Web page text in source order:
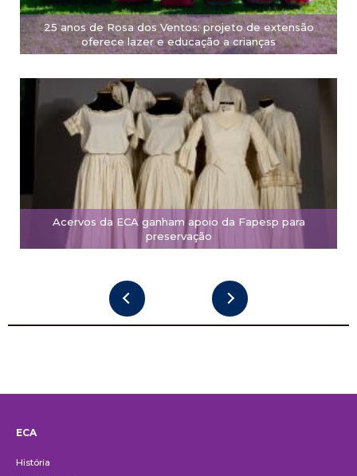
25 anos de Rosa dos Ventos: projeto de extensão
oferece lazer e educação a crianças
Acervos da ECA ganham apoio da Fapesp para
preservação
ECA
História